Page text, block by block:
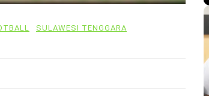
SULAWESI TENGGARA